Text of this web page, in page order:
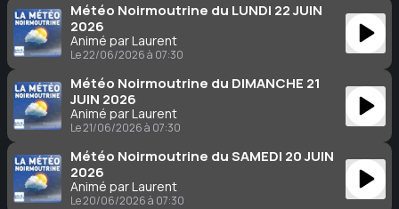
Météo Noirmoutrine du LUNDI 22 JUIN
2026
Animé par Laurent
Le 22/06/2026 à 07:30
Météo Noirmoutrine du DIMANCHE 21
JUIN 2026
Animé par Laurent
Le 21/06/2026 à 07:30
Météo Noirmoutrine du SAMEDI 20 JUIN
2026
Animé par Laurent
Le 20/06/2026 à 07:30